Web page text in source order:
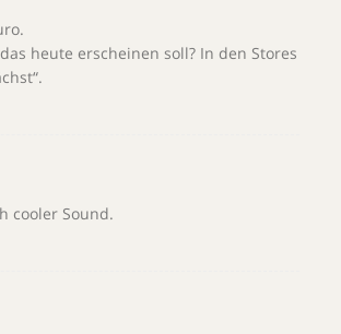
heute erscheinen soll? In den Stores
cooler Sound.